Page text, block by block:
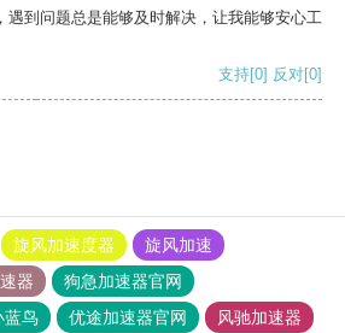
遇到问题总是能够及时解决，让我能够安心工
支持[0] 反对[0]
旋风加速度器
旋风加速
器
狗急加速器官网
蓝鸟 优途加速器官网
风驰加速器